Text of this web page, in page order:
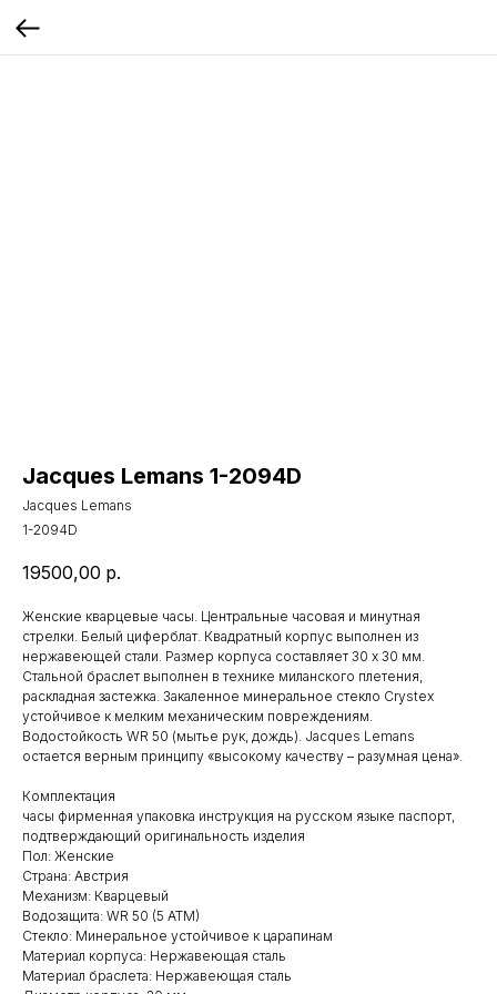
Jacques Lemans 1-2094D
Jacques Lemans
1-2094D
19500,00 р.
Женские кварцевые часы. Центральные часовая и минутная
стрелки. Белый циферблат. Квадратный корпус выполнен из
нержавеющей стали. Размер корпуса составляет 30 х 30 мм.
Стальной браслет выполнен в технике миланского плетения,
раскладная застежка. Закаленное минеральное стекло Crystex
устойчивое к мелким механическим повреждениям.
Водостойкость WR 50 (мытье рук, дождь). Jacques Lemans
остается верным принципу «высокому качеству – разумная цена».
Комплектация
часы фирменная упаковка инструкция на русском языке паспорт,
подтверждающий оригинальность изделия
Пол: Женские
Страна: Австрия
Механизм: Кварцевый
Водозащита: WR 50 (5 ATM)
Стекло: Минеральное устойчивое к царапинам
Материал корпуса: Нержавеющая сталь
Материал браслета: Нержавеющая сталь